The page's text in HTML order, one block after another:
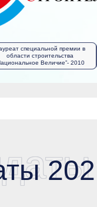
специальной премии в
области строительства
Величие”- 2010